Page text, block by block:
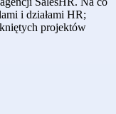
i działami HR;
projektów